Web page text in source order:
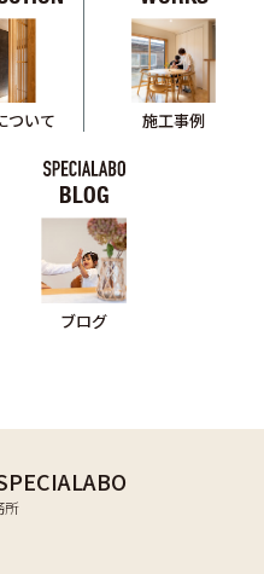
ついて 施工事例
BLOG
ブログ
所